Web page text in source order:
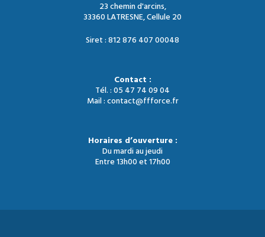
23 chemin d'arcins,
33360 LATRESNE, Cellule 20
Siret : 812 876 407 00048
Contact :
Tél. : 05 47 74 09 04
Mail : contact@ffforce.fr
Horaires d’ouverture :
Du mardi au jeudi
Entre 13h00 et 17h00